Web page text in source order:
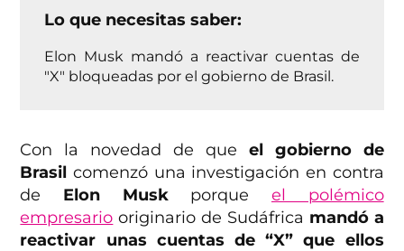
Lo que necesitas saber:
Elon Musk mandó a reactivar cuentas de
"X" bloqueadas por el gobierno de Brasil.
Con la novedad de que el gobierno de
Brasil comenzó una investigación en contra
de Elon Muskporque el polémico
empresario originario de Sudáfrica mandó a
reactivar unas cuentas de “X” que ellos